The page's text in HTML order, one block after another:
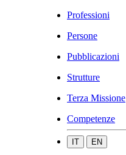
Professioni
Persone
Pubblicazioni
Strutture
Terza Missione
Competenze
IT EN